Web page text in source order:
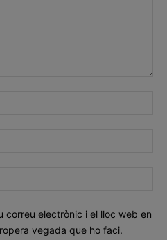
correu electrònic i el lloc web en
vegada que ho faci.